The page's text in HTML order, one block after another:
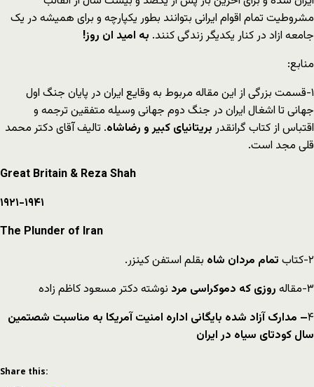
مشروطیت تمام اقوام ایرانی بتوانند بطور یکپارچه و برای همیشه در یک
جامعه ازاد در کنار یکدیگر زندگی کنند. به امید ان روز!
منابع:
۱-قسمت بزرگی از این مقاله مربوط به وقایع ایران در پایان جنگ اول
جهانی تا اشغال ایران در جنگ دوم جهانی وسیله متفقین ترجمه و
اقتباس از کتاب گرانقدر بریتانیای کبیر و رضاشاه. تالیف آقای دکتر محمد
قلی مجد است.
Great Britain & Reza Shah
۱۹۲۱-۱۹۴۱
The Plunder of Iran
۲-کتاب
تمام مردان شاه بقلم استفن کینزر.
۳-مقاله
روزی که دموکراسی مرد نوشته دکتر مسعود کاظم زاده
۴– مدارک آزاد شده بایگانی اداره امنیت آمریکا به مناسبت شصتمین
سال کودتای سیاه در ایران
Share this: